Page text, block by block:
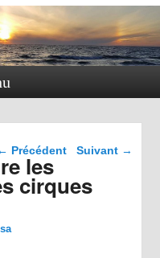
Navigation dans les
← Précédent Suivant →
les
cirques